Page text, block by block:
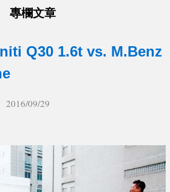
專欄文章
Q30 1.6t vs. M.Benz
2016/09/29